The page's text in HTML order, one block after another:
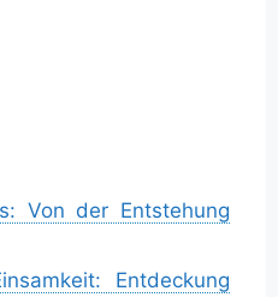
Von der Entstehung
Entdeckung